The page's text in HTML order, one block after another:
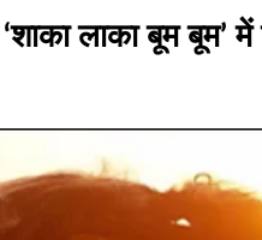
लाका बूम बूम’